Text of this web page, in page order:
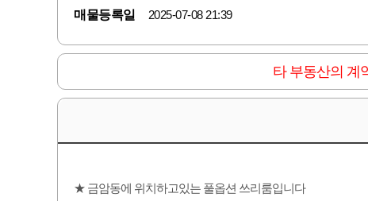
매물등록일 2025-07-08 21:39
타 부동산의 계
★ 금암동에 위치하고있는 풀옵션 쓰리룸입니다